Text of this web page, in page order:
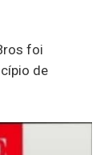
foi
de